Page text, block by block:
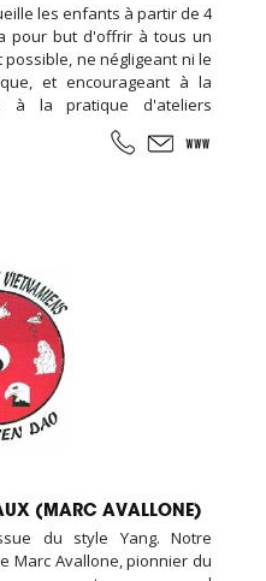
les enfants à partir de 4
pour but d'offrir à tous un
ne négligeant ni le
et encourageant à la
à la pratique d'ateliers
PILATES, ... Cours de
hip-hop, break, ragga,
(MARC AVALLONE)
du style Yang. Notre
Marc Avallone, pionnier du